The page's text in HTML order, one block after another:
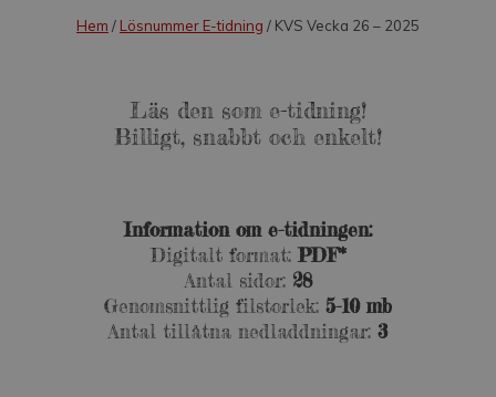
Hem / Lösnummer E-tidning / KVS Vecka 26 – 2025
Läs den som e-tidning!
Billigt, snabbt och enkelt!
Information om e-tidningen:
Digitalt format: PDF*
Antal sidor: 28
Genomsnittlig filstorlek: 5-10 mb
Antal tillåtna nedladdningar: 3